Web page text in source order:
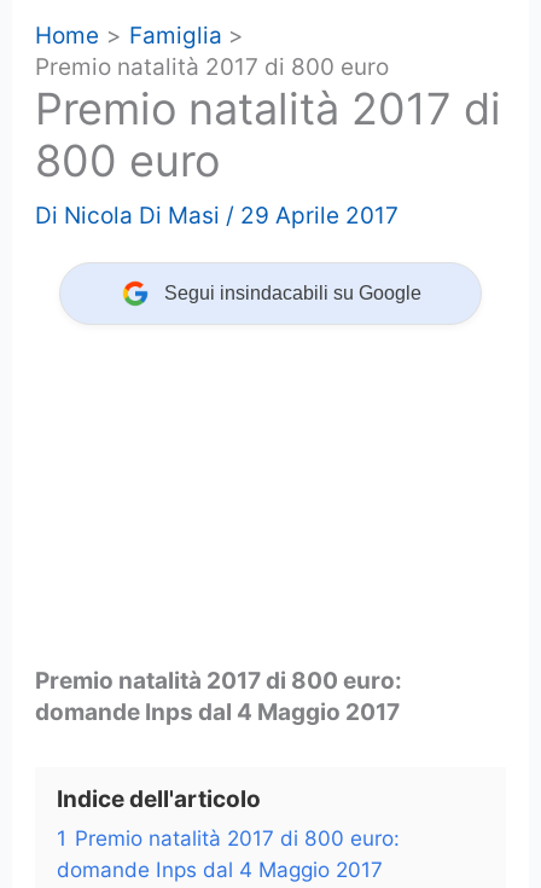
Home
Famiglia
Premio natalità 2017 di 800 euro
Premio natalità 2017 di
800 euro
Di Nicola Di Masi / 29 Aprile 2017
Segui insindacabili su Google
Premio natalità 2017 di 800 euro:
domande Inps dal 4 Maggio 2017
Indice dell'articolo
1 Premio natalità 2017 di 800 euro:
domande Inps dal 4 Maggio 2017